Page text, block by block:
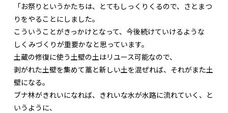
「お祭りというかたちは、とてもしっくりくるので、さとまつ
りをやることにしました。
こういうことがきっかけとなって、今後続けていけるような
しくみづくりが重要かなと思っています。
土蔵の修復に使う土壁の土はリユース可能なので、
剥がれた土壁を集めて藁と新しい土を混ぜれば、それがまた土
壁になる。
ブナ林がきれいになれば、きれいな水が水路に流れていく、と
いうように、